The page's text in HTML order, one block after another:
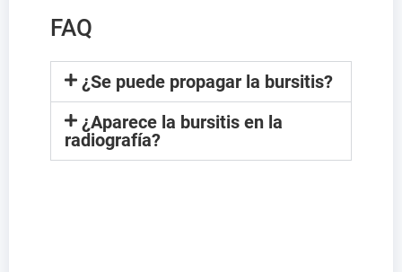
FAQ
¿Se puede propagar la bursitis?
¿Aparece la bursitis en la
radiografía?